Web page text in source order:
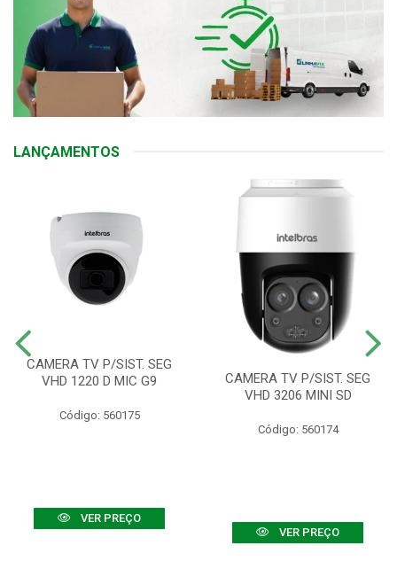
LANÇAMENTOS
CAMERA TV P/SIST. SEG
VHD 1220 D MIC G9
Código: 560175
VER PREÇO
CAMERA TV P/SIST. SEG
VHD 3206 MINI SD
Código: 560174
VER PREÇO